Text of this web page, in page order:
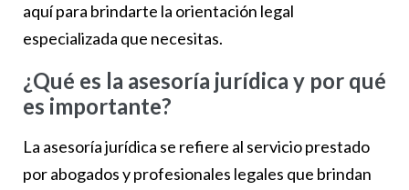
aquí para brindarte la orientación legal
especializada que necesitas.
¿Qué es la asesoría jurídica y por qué
es importante?
La asesoría jurídica se refiere al servicio prestado
por abogados y profesionales legales que brindan